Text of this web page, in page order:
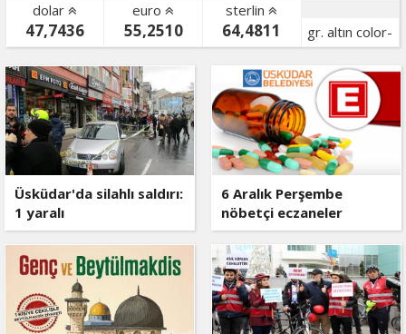
dolar
47,7436
euro
55,2510
sterlin
64,4811
gr. altın color-
bist color-
Üsküdar'da silahlı saldırı:
1 yaralı
6 Aralık Perşembe
nöbetçi eczaneler